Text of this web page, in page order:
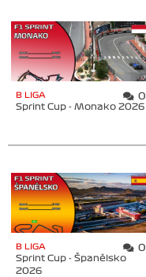
B LIGA 0
Sprint Cup - Monako 2026
B LIGA 0
Sprint Cup - Španělsko
2026